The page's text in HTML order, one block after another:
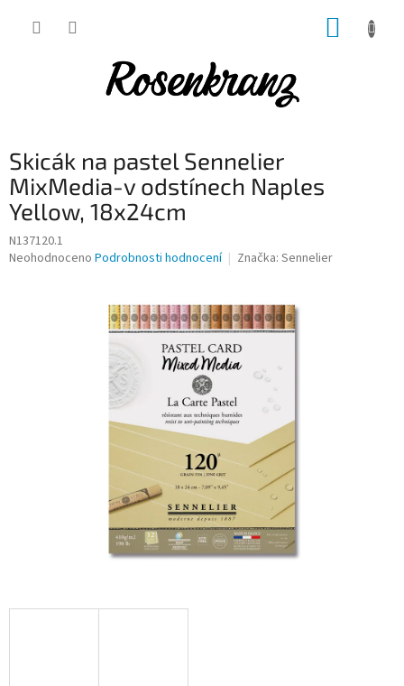
Skicák na pastel Sennelier
MixMedia-v odstínech Naples
Yellow, 18x24cm
N137120.1
Průměrné
Neohodnoceno Podrobnosti hodnocení Značka: Sennelier